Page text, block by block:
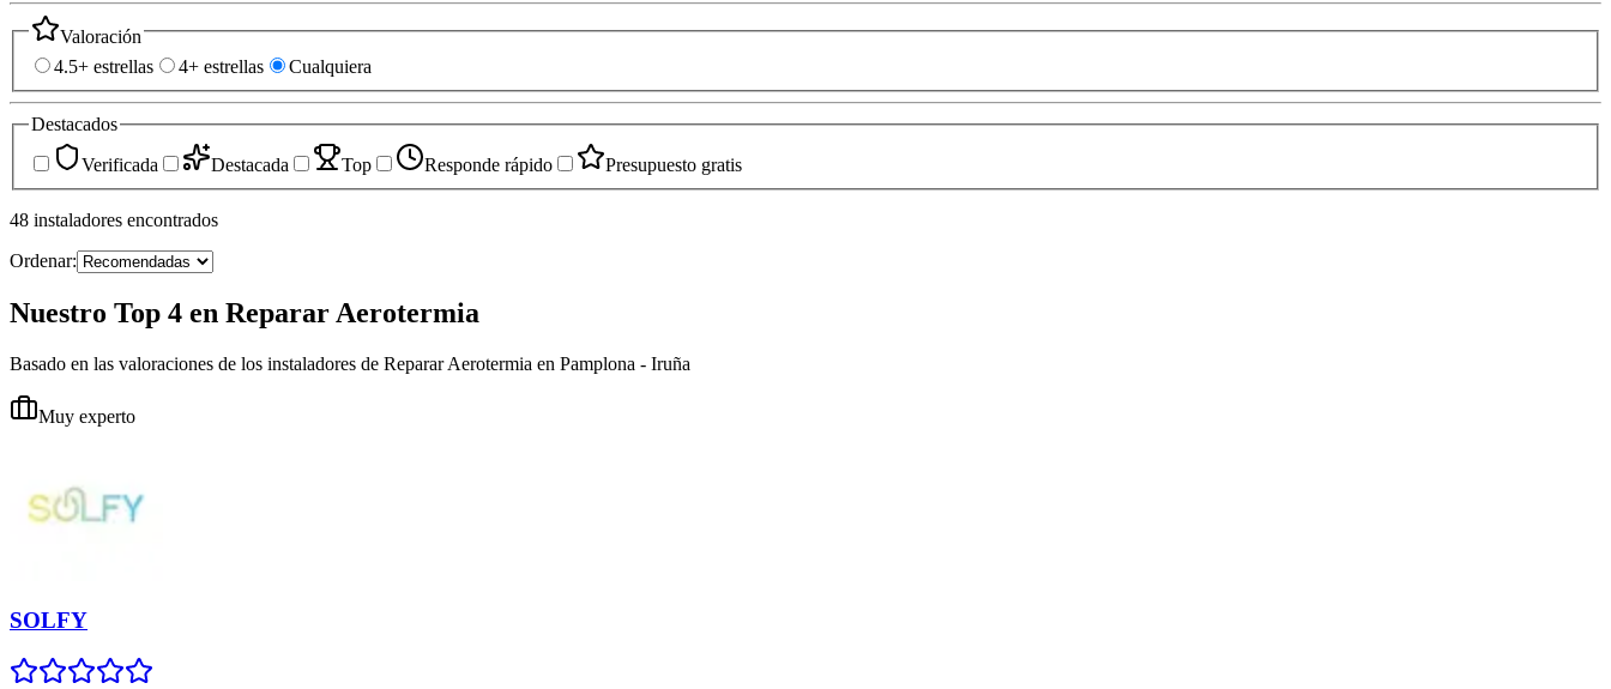
Valoración
4.5+ estrellas
4+ estrellas Cualquiera
Destacados
Verificada
Destacada Top Responde rápido Presupuesto gratis
48 instaladores encontrados
Ordenar:
Nuestro Top 4 en Reparar Aerotermia
Basado en las valoraciones de los instaladores de Reparar Aerotermia en Pamplona - Iruña
Muy experto
SOLFY